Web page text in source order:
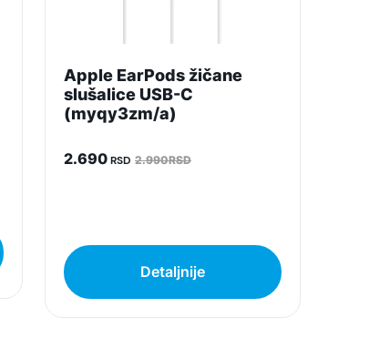
Apple EarPods žičane
slušalice USB-C
(myqy3zm/a)
2.690RSD 2.990RSD
Detaljnije